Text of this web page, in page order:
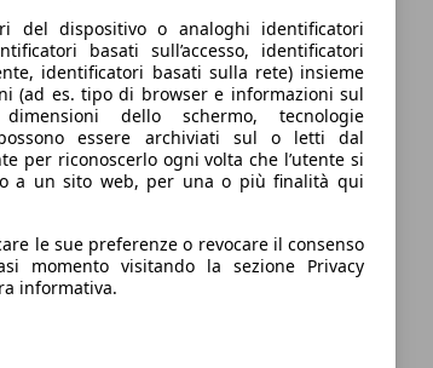
del dispositivo o analoghi identificatori
basati sull’accesso, identificatori
identificatori basati sulla rete) insieme
(ad es. tipo di browser e informazioni sul
dello schermo, tecnologie
essere archiviati sul o letti dal
per riconoscerlo ogni volta che l’utente si
o a un sito web, per una o più finalità qui
le sue preferenze o revocare il consenso
momento visitando la sezione Privacy
informativa.